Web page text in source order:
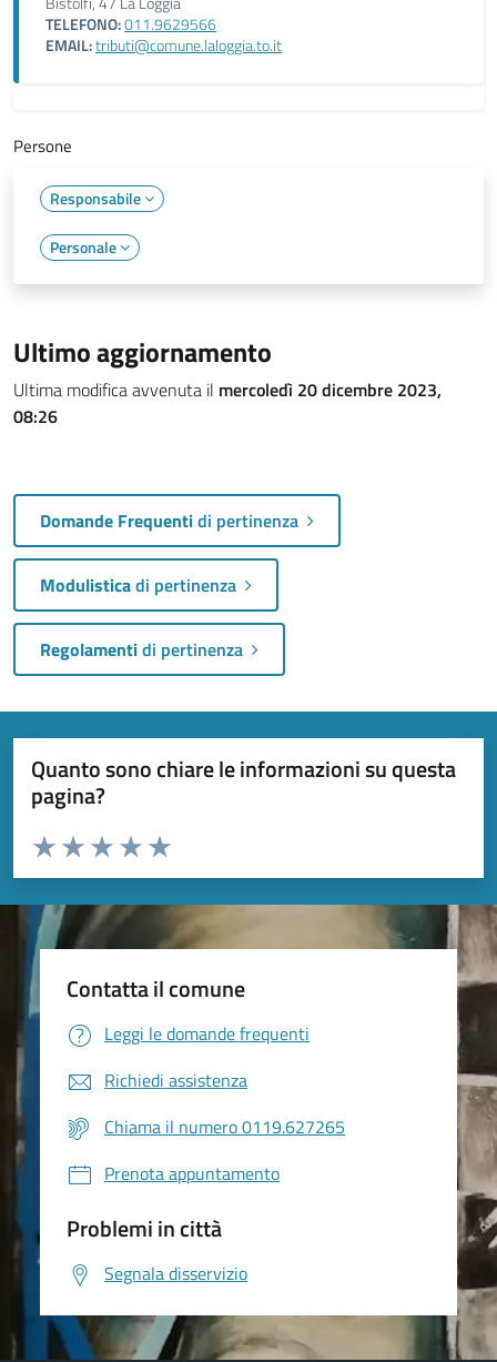
TELEFONO:011.9629566
EMAIL:tributi@comune.laloggia.to.it
Persone
Responsabile
Personale
Ultimo aggiornamento
Ultima modifica avvenuta il mercoledì 20 dicembre 2023,
08:26
Domande Frequentidi pertinenza
Modulisticadi pertinenza
Regolamentidi pertinenza
Quanto sono chiare le informazioni su questa
pagina?
Valuta da 1 a 5 stelle la pagina
Valuta 5 stelle su 5
Valuta 4 stelle su 5
Valuta 3 stelle su 5
Valuta 2 stelle su 5
Valuta 1 stelle su 5
Contatta il comune
Leggi le domande frequenti
Richiedi assistenza
Chiama il numero 0119.627265
Prenota appuntamento
Problemi in città
Segnala disservizio